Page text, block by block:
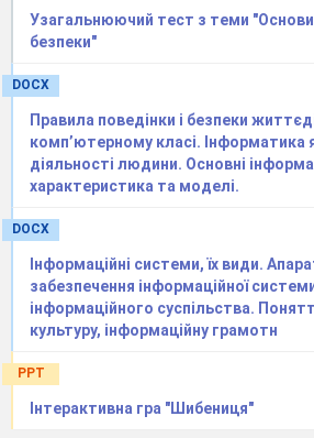
Узагальнюючий тест з теми
безпеки"
DOCX
Правила поведінки і безпеки
комп’ютерному класі. Інформатика
діяльності людини. Основні
характеристика та моделі.
DOCX
Інформаційні системи, їх види.
забезпечення інформаційної
інформаційного суспільства.
культуру, інформаційну грамотн
PPT
Інтерактивна гра "Шибениця"